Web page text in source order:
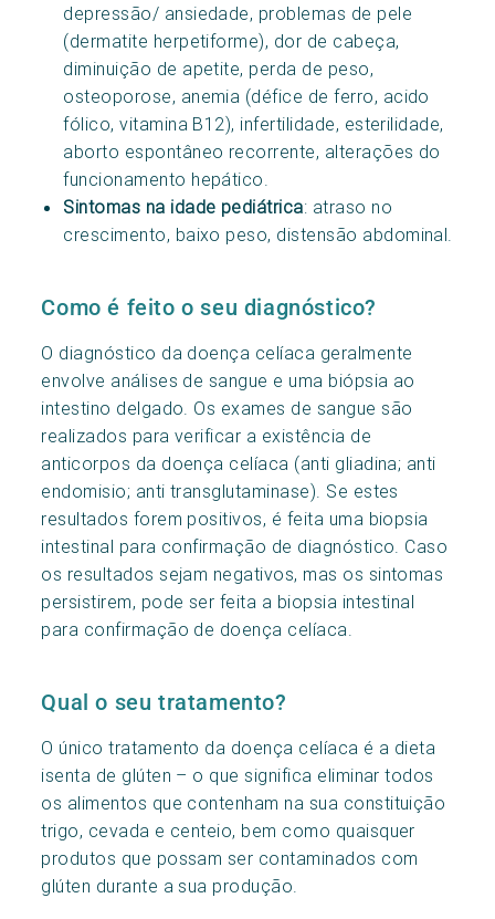
depressão/ ansiedade, problemas de pele
(dermatite herpetiforme), dor de cabeça,
diminuição de apetite, perda de peso,
osteoporose, anemia (défice de ferro, acido
fólico, vitamina B12), infertilidade, esterilidade,
aborto espontâneo recorrente, alterações do
funcionamento hepático.
Sintomas na idade pediátrica: atraso no
crescimento, baixo peso, distensão abdominal.
Como é feito o seu diagnóstico?
O diagnóstico da doença celíaca geralmente
envolve análises de sangue e uma biópsia ao
intestino delgado. Os exames de sangue são
realizados para verificar a existência de
anticorpos da doença celíaca (anti gliadina; anti
endomisio; anti transglutaminase). Se estes
resultados forem positivos, é feita uma biopsia
intestinal para confirmação de diagnóstico. Caso
os resultados sejam negativos, mas os sintomas
persistirem, pode ser feita a biopsia intestinal
para confirmação de doença celíaca.
Qual o seu tratamento?
O único tratamento da doença celíaca é a dieta
isenta de glúten – o que significa eliminar todos
os alimentos que contenham na sua constituição
trigo, cevada e centeio, bem como quaisquer
produtos que possam ser contaminados com
glúten durante a sua produção.